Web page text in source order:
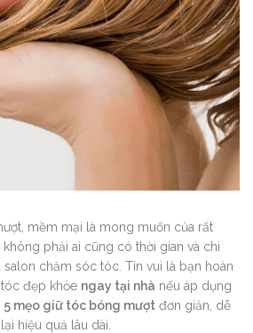
mềm mại là mong muốn của rất
không phải ai cũng có thời gian và chi
chăm sóc tóc. Tin vui là bạn hoàn
đẹp khỏe ngay tại nhà nếu áp dụng
5 mẹo giữ tóc bóng mượt đơn giản, dễ
hiệu quả lâu dài.